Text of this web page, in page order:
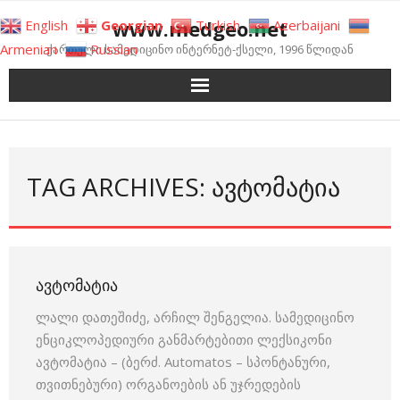
to
content
www.medgeo.net
ქართული სამედიცინო ინტერნეტ-ქსელი, 1996 წლიდან
TAG ARCHIVES: ᲐᲕᲢᲝᲛᲐᲢᲘᲐ
ᲐᲕᲢᲝᲛᲐᲢᲘᲐ
ლალი დათეშიძე, არჩილ შენგელია. სამედიცინო
ენციკლოპედიური განმარტებითი ლექსიკონი
ავტომატია – (ბერძ. Automatos – სპონტანური,
თვითნებური) ორგანოების ან უჯრედების
English Georgian Turkish
Azerbaijani
Armenian
Russian